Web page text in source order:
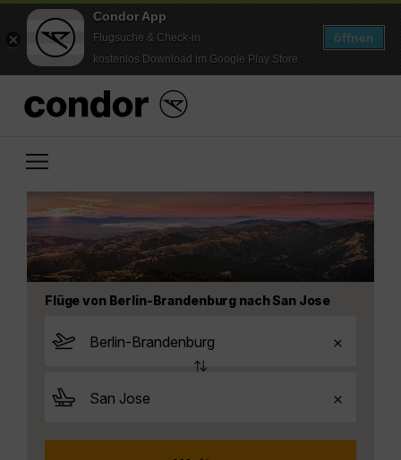
Condor App
Flugsuche & Check-in
kostenlos Download im Google Play Store
öffnen
Flüge von Berlin-Brandenburg nach San Jose